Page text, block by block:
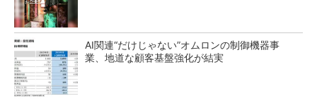
AI関連“だけじゃない”オムロンの制御機器事
業、地道な顧客基盤強化が結実